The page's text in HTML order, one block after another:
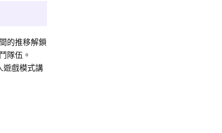
的推移解鎖
隊伍。
遊戲模式講